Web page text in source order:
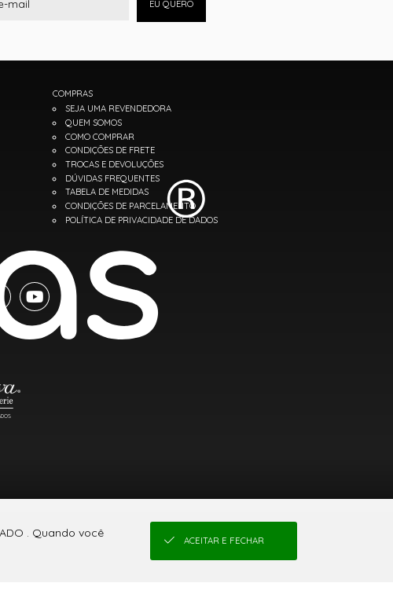
EU QUERO
COMPRAS
SEJA UMA REVENDEDORA
QUEM SOMOS
COMO COMPRAR
CONDIÇÕES DE FRETE
TROCAS E DEVOLUÇÕES
DÚVIDAS FREQUENTES
TABELA DE MEDIDAS
CONDIÇÕES DE PARCELAMENTO
POLÍTICA DE PRIVACIDADE DE DADOS
. Quando você
ACEITAR E FECHAR